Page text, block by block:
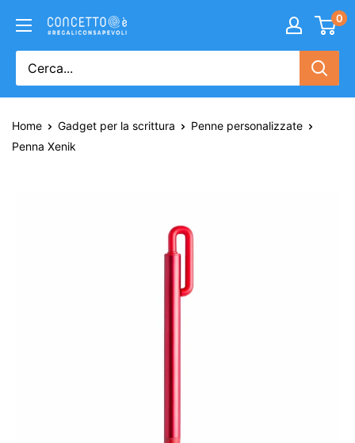
0
Home Gadget per la scrittura
Penne personalizzate
Penna Xenik